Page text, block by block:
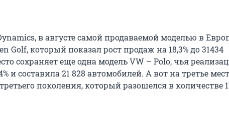
в августе самой продаваемой моделью в
Golf, который показал рост продаж на 18,3% до 31434
сохраняет еще одна модель VW – Polo, чья
и составила 21 828 автомобилей. А вот на третье
поколения, который разошелся в количестве